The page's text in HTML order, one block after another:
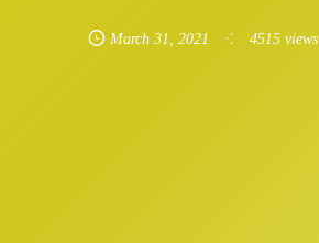
March 31, 2021 4515 views